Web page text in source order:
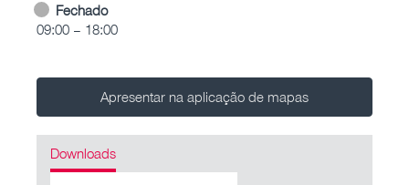
Fechado
09:00 – 18:00
Apresentar na aplicação de mapas
Downloads